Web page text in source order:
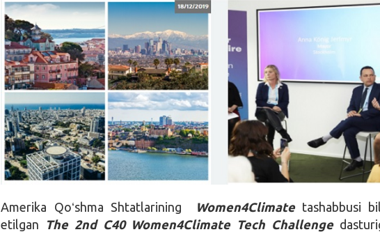
Amerika Qoʻshma Shtatlarining Women4Climate tashabbusi
etilgan The 2nd C40 Women4Climate Tech Challenge